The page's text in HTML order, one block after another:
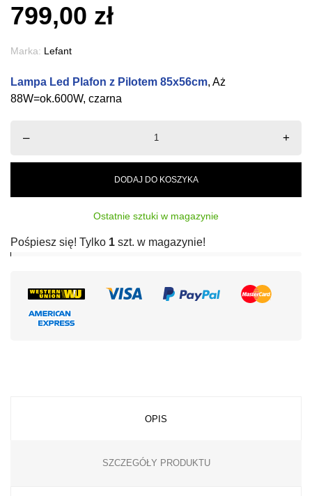
799,00 zł
Marka: Lefant
Lampa Led Plafon z Pilotem 85x56cm, Aż
88W=ok.600W, czarna
– +
DODAJ DO KOSZYKA
Ostatnie sztuki w magazynie
Pośpiesz się! Tylko 1 szt. w magazynie!
OPIS
SZCZEGÓŁY PRODUKTU